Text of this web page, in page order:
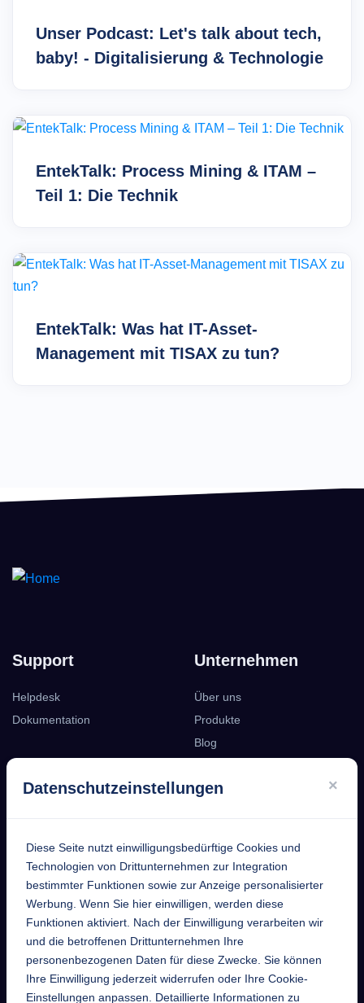
Datenschutzeinstellungen ×
Diese Seite nutzt einwilligungsbedürftige Cookies und
Technologien von Drittunternehmen zur Integration
bestimmter Funktionen sowie zur Anzeige personalisierter
Werbung. Wenn Sie hier einwilligen, werden diese
Funktionen aktiviert. Nach der Einwilligung verarbeiten wir
und die betroffenen Drittunternehmen Ihre
personenbezogenen Daten für diese Zwecke. Sie können
Ihre Einwilligung jederzeit widerrufen oder Ihre Cookie-
Einstellungen anpassen. Detaillierte Informationen zu
Unser Podcast: Let's talk about tech,
baby! - Digitalisierung & Technologie
EntekTalk: Process Mining & ITAM –
Teil 1: Die Technik
EntekTalk: Was hat IT-Asset-
Management mit TISAX zu tun?
Support
Helpdesk
Dokumentation
Unternehmen
Über uns
Produkte
Blog
Kontakt
EntekSystems
GmbH
Großmannstraße 17
63808 Haibach
Telefon